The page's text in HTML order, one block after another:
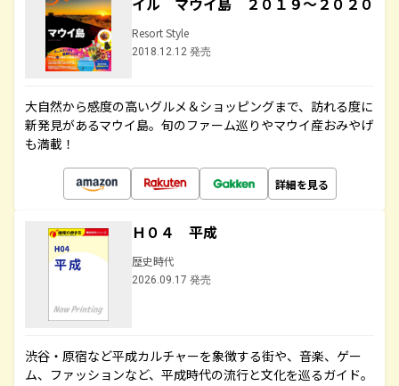
Resort Style
2018.12.12 発売
大自然から感度の高いグルメ＆ショッピングまで、訪れる度に
新発見があるマウイ島。旬のファーム巡りやマウイ産おみやげ
も満載！
詳細を見る
Ｈ０４ 平成
歴史時代
2026.09.17 発売
渋谷・原宿など平成カルチャーを象徴する街や、音楽、ゲー
ム、ファッションなど、平成時代の流行と文化を巡るガイド。